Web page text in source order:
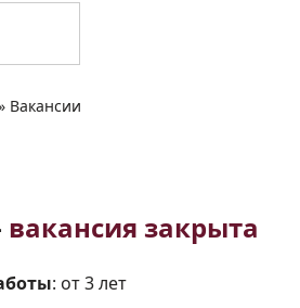
Вакансии
вакансия закрыта
: от 3 лет